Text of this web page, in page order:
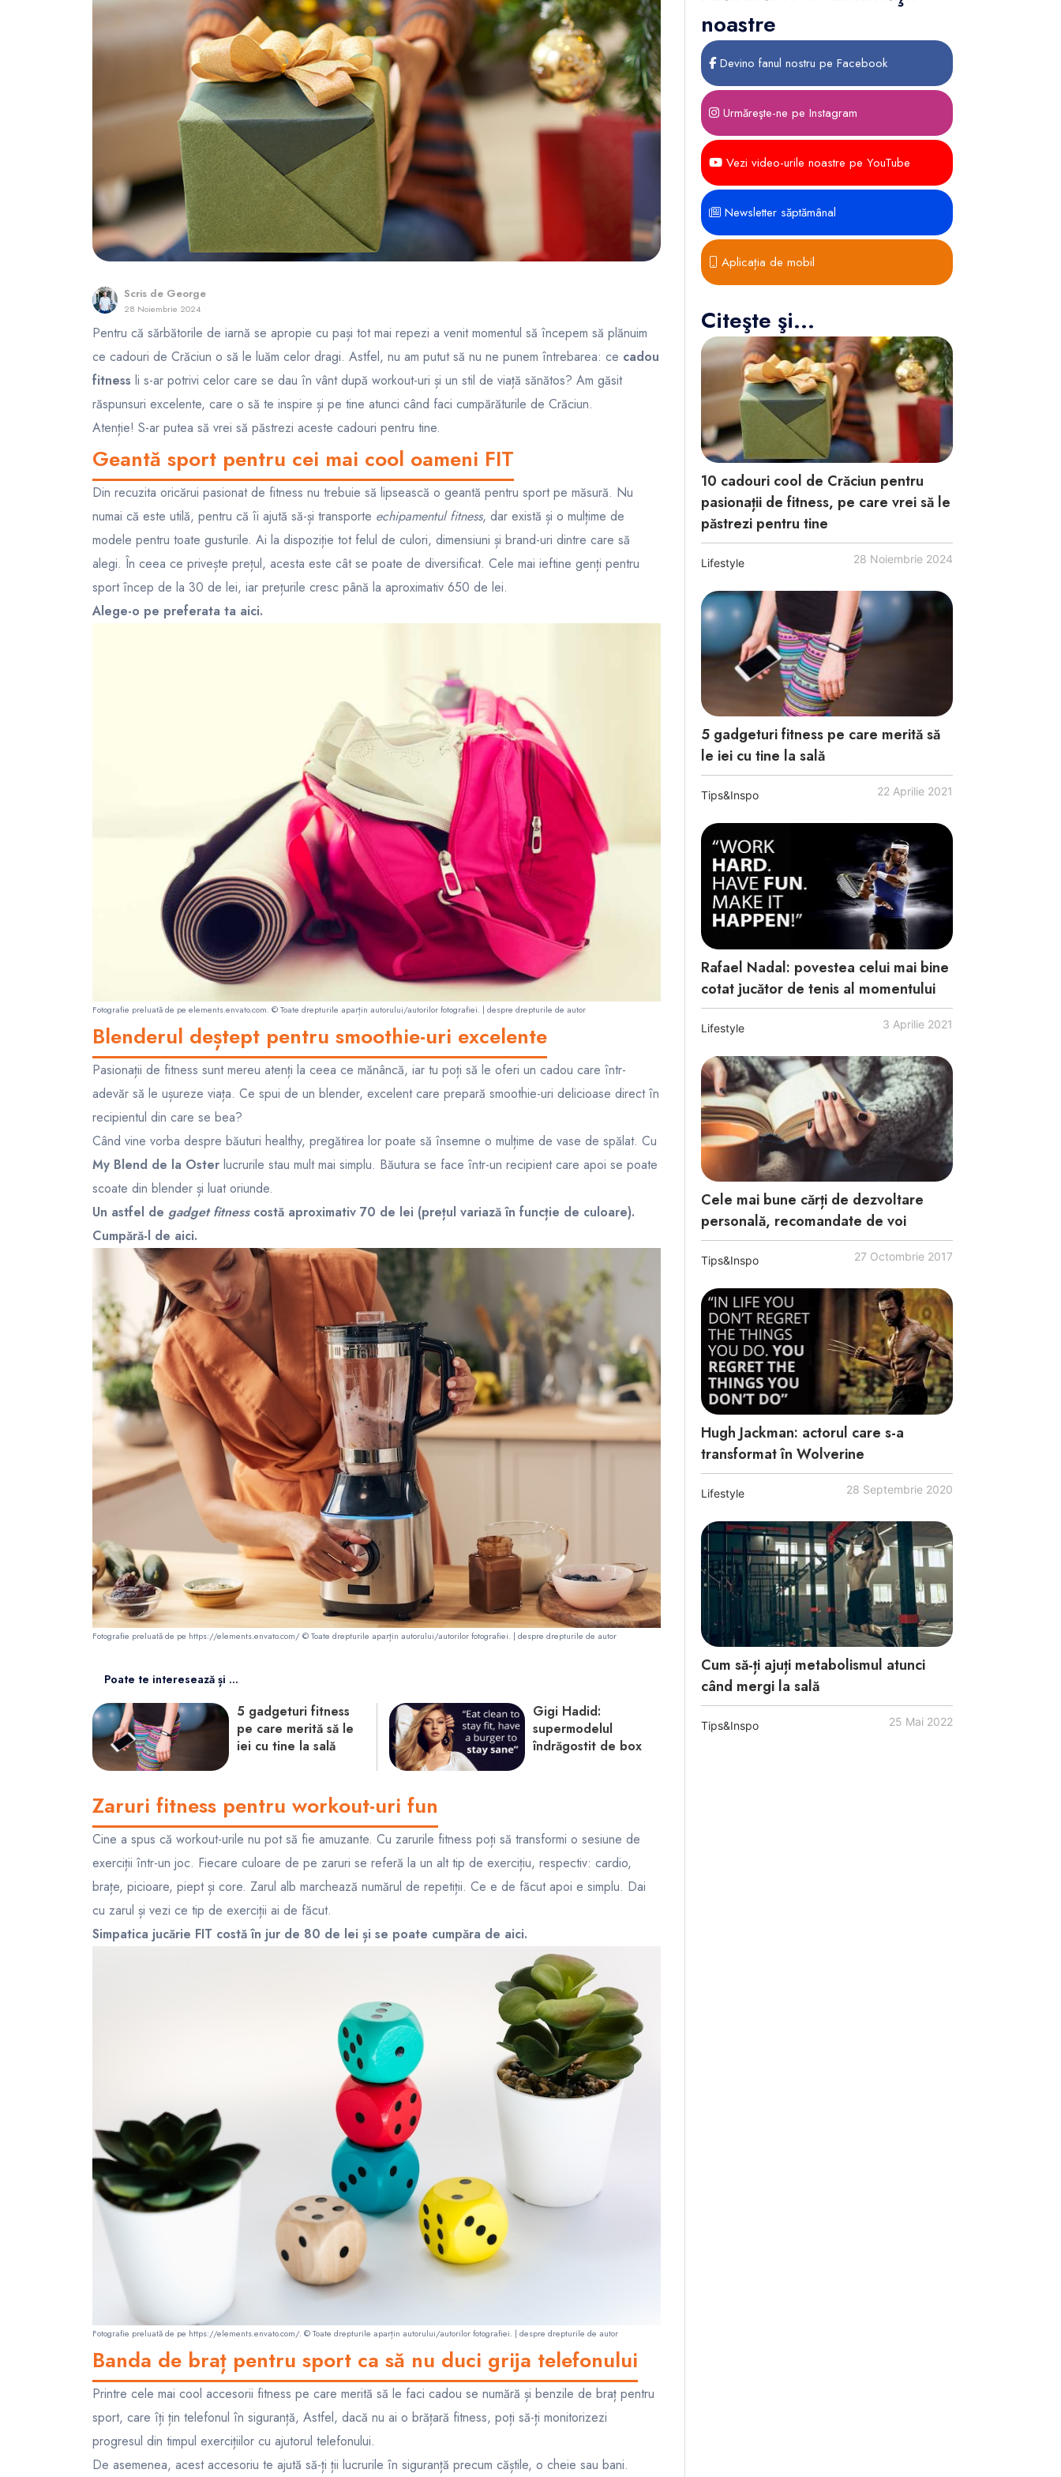
Scris de George
28 Noiembrie 2024
Pentru că sărbătorile de iarnă se apropie cu pași tot mai repezi a venit momentul să începem să plănuim
ce cadouri de Crăciun o să le luăm celor dragi. Astfel, nu am putut să nu ne punem întrebarea: ce cadou
fitness li s-ar potrivi celor care se dau în vânt după workout-uri și un stil de viață sănătos? Am găsit
răspunsuri excelente, care o să te inspire și pe tine atunci când faci cumpărăturile de Crăciun.
Atenție! S-ar putea să vrei să păstrezi aceste cadouri pentru tine.
Geantă sport pentru cei mai cool oameni FIT
Din recuzita oricărui pasionat de fitness nu trebuie să lipsească o geantă pentru sport pe măsură. Nu
numai că este utilă, pentru că îi ajută să-și transporte echipamentul fitness, dar există și o mulțime de
modele pentru toate gusturile. Ai la dispoziție tot felul de culori, dimensiuni și brand-uri dintre care să
alegi. În ceea ce privește prețul, acesta este cât se poate de diversificat. Cele mai ieftine genți pentru
sport încep de la 30 de lei, iar prețurile cresc până la aproximativ 650 de lei.
Alege-o pe preferata ta aici.
Fotografie preluată de pe elements.envato.com. © Toate drepturile aparțin autorului/autorilor fotografiei. | despre drepturile de autor
Blenderul deștept pentru smoothie-uri excelente
Pasionații de fitness sunt mereu atenți la ceea ce mănâncă, iar tu poți să le oferi un cadou care într-
adevăr să le ușureze viața. Ce spui de un blender, excelent care prepară smoothie-uri delicioase direct în
recipientul din care se bea?
Când vine vorba despre băuturi healthy, pregătirea lor poate să însemne o mulțime de vase de spălat. Cu
My Blend de la Oster lucrurile stau mult mai simplu. Băutura se face într-un recipient care apoi se poate
scoate din blender și luat oriunde.
Un astfel de gadget fitnesscostă aproximativ 70 de lei (prețul variază în funcție de culoare).
Cumpără-l de aici.
Fotografie preluată de pe https://elements.envato.com/ © Toate drepturile aparțin autorului/autorilor fotografiei. | despre drepturile de autor
Poate te interesează și ...
5 gadgeturi fitness
pe care merită să le
iei cu tine la sală
Gigi Hadid:
supermodelul
îndrăgostit de box
Zaruri fitness pentru workout-uri fun
Cine a spus că workout-urile nu pot să fie amuzante. Cu zarurile fitness poți să transformi o sesiune de
exerciții într-un joc. Fiecare culoare de pe zaruri se referă la un alt tip de exercițiu, respectiv: cardio,
brațe, picioare, piept și core. Zarul alb marchează numărul de repetiții. Ce e de făcut apoi e simplu. Dai
cu zarul și vezi ce tip de exerciții ai de făcut.
Simpatica jucărie FIT costă în jur de 80 de lei și se poate cumpăra de aici.
Fotografie preluată de pe https://elements.envato.com/. © Toate drepturile aparțin autorului/autorilor fotografiei. | despre drepturile de autor
Banda de braț pentru sport ca să nu duci grija telefonului
Printre cele mai cool accesorii fitness pe care merită să le faci cadou se numără și benzile de braț pentru
sport, care îți țin telefonul în siguranță, Astfel, dacă nu ai o brățară fitness, poți să-ți monitorizezi
progresul din timpul exercițiilor cu ajutorul telefonului.
De asemenea, acest accesoriu te ajută să-ți ții lucrurile în siguranță precum căștile, o cheie sau bani.
noastre
Devino fanul nostru pe Facebook
Urmăreşte-ne pe Instagram
Vezi video-urile noastre pe YouTube
Newsletter săptămânal
Aplicația de mobil
Citeşte şi...
10 cadouri cool de Crăciun pentru
pasionații de fitness, pe care vrei să le
păstrezi pentru tine
Lifestyle 28 Noiembrie 2024
5 gadgeturi fitness pe care merită să
le iei cu tine la sală
Tips&Inspo 22 Aprilie 2021
Rafael Nadal: povestea celui mai bine
cotat jucător de tenis al momentului
Lifestyle 3 Aprilie 2021
Cele mai bune cărți de dezvoltare
personală, recomandate de voi
Tips&Inspo 27 Octombrie 2017
Hugh Jackman: actorul care s-a
transformat în Wolverine
Lifestyle 28 Septembrie 2020
Cum să-ți ajuți metabolismul atunci
când mergi la sală
Tips&Inspo 25 Mai 2022